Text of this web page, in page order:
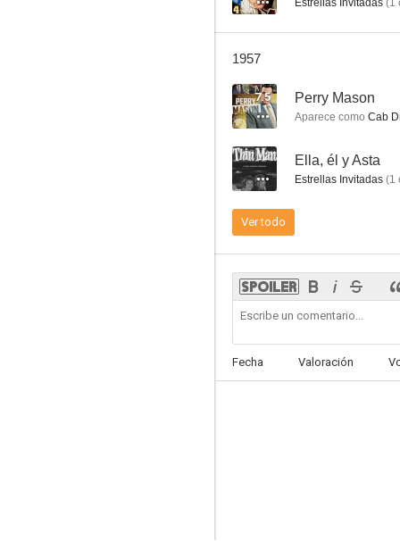
--
--
Estrellas Invitadas (1
1957
7.5 Perry Mason
Aparece como Cab
-- Ella, él y Asta
Estrellas Invitadas (1
Ver todo
Fecha Valoración